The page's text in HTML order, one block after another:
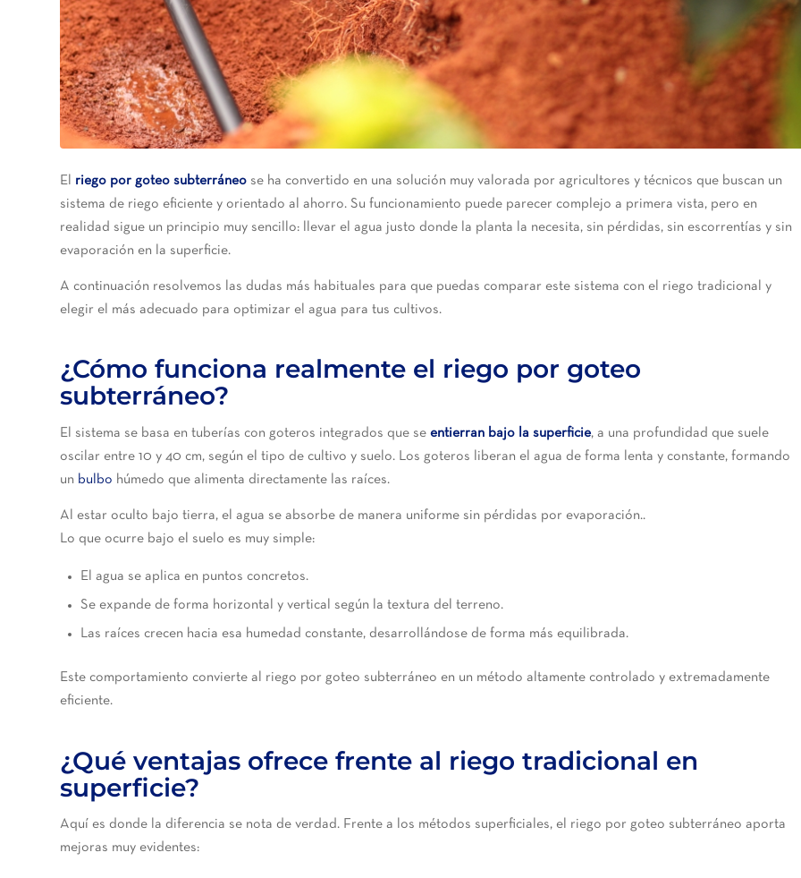
El riego por goteo subterráneo se ha convertido en una solución muy valorada por agricultores y técnicos que buscan un
sistema de riego eficiente y orientado al ahorro. Su funcionamiento puede parecer complejo a primera vista, pero en
realidad sigue un principio muy sencillo: llevar el agua justo donde la planta la necesita, sin pérdidas, sin escorrentías y sin
evaporación en la superficie.
A continuación resolvemos las dudas más habituales para que puedas comparar este sistema con el riego tradicional y
elegir el más adecuado para optimizar el agua para tus cultivos.
¿Cómo funciona realmente el riego por goteo
subterráneo?
El sistema se basa en tuberías con goteros integrados que se entierran bajo la superficie, a una profundidad que suele
oscilar entre 10 y 40 cm, según el tipo de cultivo y suelo. Los goteros liberan el agua de forma lenta y constante, formando
un bulbo húmedo que alimenta directamente las raíces.
Al estar oculto bajo tierra, el agua se absorbe de manera uniforme sin pérdidas por evaporación..
Lo que ocurre bajo el suelo es muy simple:
El agua se aplica en puntos concretos.
Se expande de forma horizontal y vertical según la textura del terreno.
Las raíces crecen hacia esa humedad constante, desarrollándose de forma más equilibrada.
Este comportamiento convierte al riego por goteo subterráneo en un método altamente controlado y extremadamente
eficiente.
¿Qué ventajas ofrece frente al riego tradicional en
superficie?
Aquí es donde la diferencia se nota de verdad. Frente a los métodos superficiales, el riego por goteo subterráneo aporta
mejoras muy evidentes: